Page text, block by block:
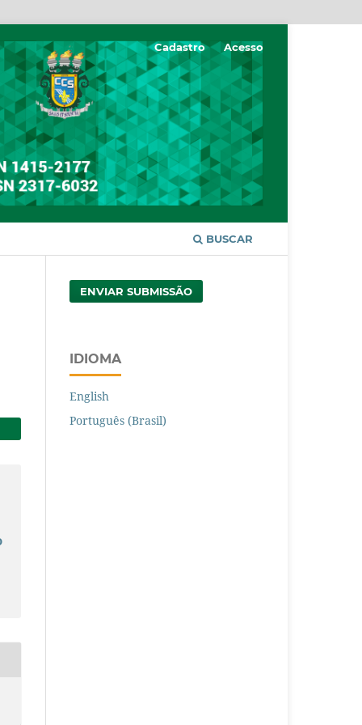
BUSCAR
Cadastro Acesso
ENVIAR SUBMISSÃO
IDIOMA
English
Português (Brasil)